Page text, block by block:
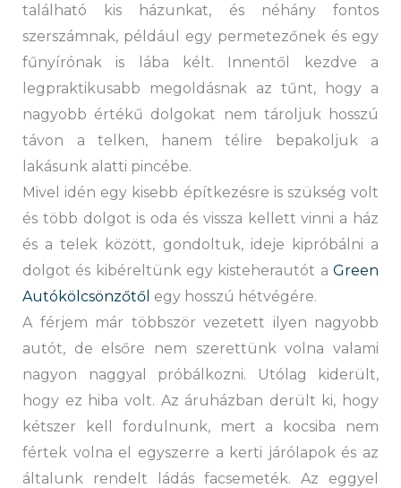
található kis házunkat, és néhány fontos
szerszámnak, például egy permetezőnek és egy
fűnyírónak is lába kélt. Innentől kezdve a
legpraktikusabb megoldásnak az tűnt, hogy a
nagyobb értékű dolgokat nem tároljuk hosszú
távon a telken, hanem télire bepakoljuk a
lakásunk alatti pincébe.
Mivel idén egy kisebb építkezésre is szükség volt
és több dolgot is oda és vissza kellett vinni a ház
és a telek között, gondoltuk, ideje kipróbálni a
dolgot és kibéreltünk egy kisteherautót a Green
Autókölcsönzőtől egy hosszú hétvégére.
A férjem már többször vezetett ilyen nagyobb
autót, de elsőre nem szerettünk volna valami
nagyon naggyal próbálkozni. Utólag kiderült,
hogy ez hiba volt. Az áruházban derült ki, hogy
kétszer kell fordulnunk, mert a kocsiba nem
fértek volna el egyszerre a kerti járólapok és az
általunk rendelt ládás facsemeték. Az eggyel